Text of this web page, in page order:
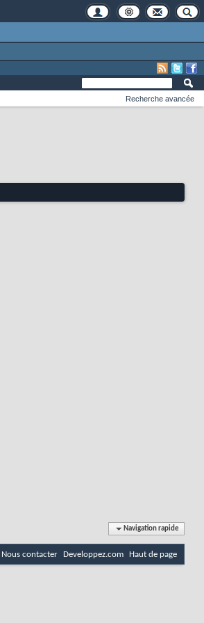
Recherche avancée
Navigation rapide
Nous contacter Developpez.com Haut de page